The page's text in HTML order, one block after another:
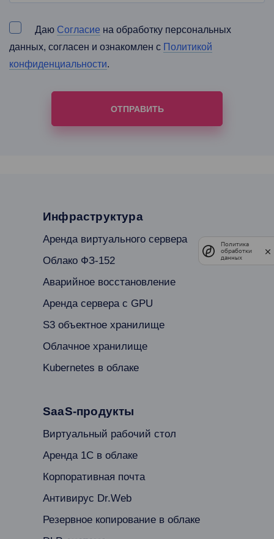
Даю Cогласие на обработку персональных
данных, согласен и ознакомлен с Политикой
конфиденциальности.
Инфраструктура
Аренда виртуального сервера
Облако ФЗ-152
Аварийное восстановление
Аренда сервера с GPU
S3 объектное хранилище
Облачное хранилище
Kubernetes в облаке
SaaS-продукты
Виртуальный рабочий стол
Аренда 1С в облаке
Корпоративная почта
Антивирус Dr.Web
Резервное копирование в облаке
Политика
обработки
данных